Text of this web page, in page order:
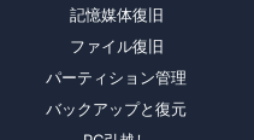
記憶媒体復旧
ファイル復旧
パーティション管理
バックアップと復元